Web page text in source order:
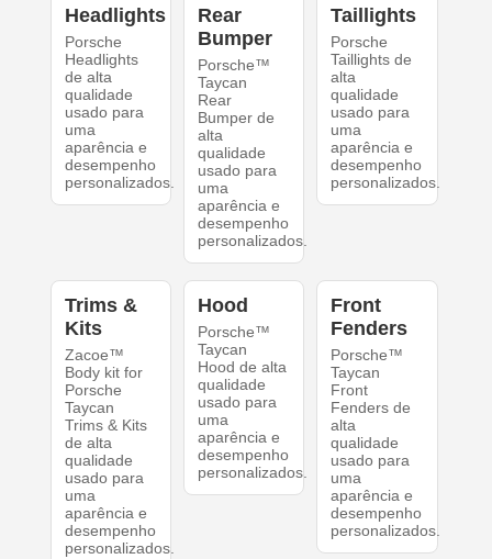
Headlights
Porsche
Headlights
de alta
qualidade
usado para
uma
aparência e
desempenho
personalizados.
Rear
Bumper
Porsche™
Taycan
Rear
Bumper de
alta
qualidade
usado para
uma
aparência e
desempenho
personalizados.
Taillights
Porsche
Taillights de
alta
qualidade
usado para
uma
aparência e
desempenho
personalizados.
Trims &
Kits
Zacoe™
Body kit for
Porsche
Taycan
Trims & Kits
de alta
qualidade
usado para
uma
aparência e
desempenho
personalizados.
Hood
Porsche™
Taycan
Hood de alta
qualidade
usado para
uma
aparência e
desempenho
personalizados.
Front
Fenders
Porsche™
Taycan
Front
Fenders de
alta
qualidade
usado para
uma
aparência e
desempenho
personalizados.